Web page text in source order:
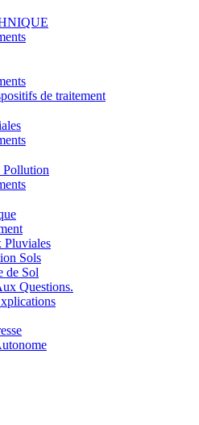
de traitement
Pollution
Pluviales
Sols
de Sol
Questions.